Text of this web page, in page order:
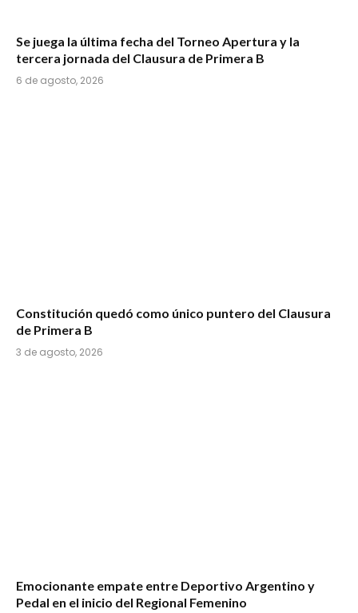
Se juega la última fecha del Torneo Apertura y la
tercera jornada del Clausura de Primera B
6 de agosto, 2026
Constitución quedó como único puntero del Clausura
de Primera B
3 de agosto, 2026
Emocionante empate entre Deportivo Argentino y
Pedal en el inicio del Regional Femenino